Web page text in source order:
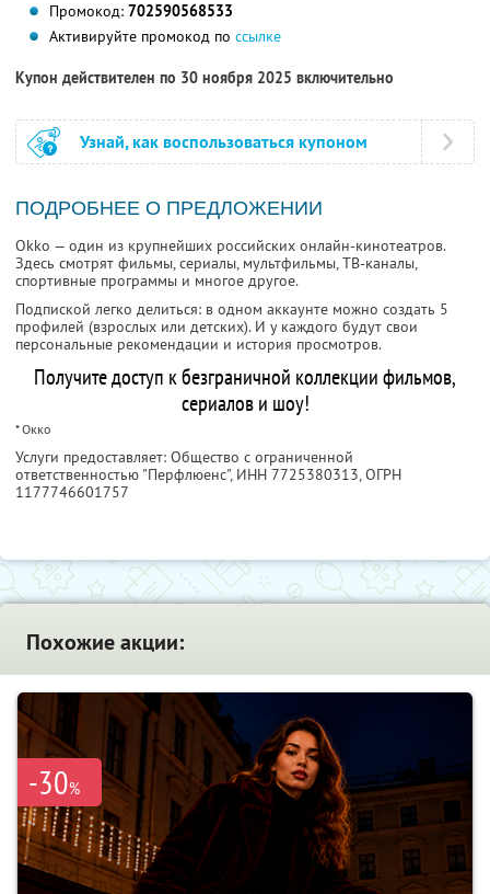
Промокод: 702590568533
Активируйте промокод по ссылке
Купон действителен по 30 ноября 2025 включительно
Узнай, как воспользоваться купоном
ПОДРОБНЕЕ О ПРЕДЛОЖЕНИИ
Okko — один из крупнейших российских онлайн-кинотеатров.
Здесь смотрят фильмы, сериалы, мультфильмы, ТВ-каналы,
спортивные программы и многое другое.
Подпиской легко делиться: в одном аккаунте можно создать 5
профилей (взрослых или детских). И у каждого будут свои
персональные рекомендации и история просмотров.
Получите доступ к безграничной коллекции фильмов,
сериалов и шоу!
* Окко
Услуги предоставляет: Общество с ограниченной
ответственностью "Перфлюенс", ИНН 7725380313, ОГРН
1177746601757
Похожие акции:
-30%